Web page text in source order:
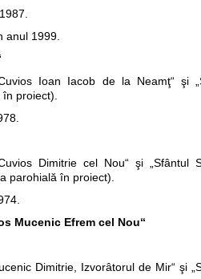
anul 1999.
Ioan Iacob de la Neamţ“ şi
proiect).
Dimitrie cel Nou“ şi „Sfântul
parohială în proiect).
Mucenic Efrem cel Nou“
Dimitrie, Izvorâtorul de Mir“ şi